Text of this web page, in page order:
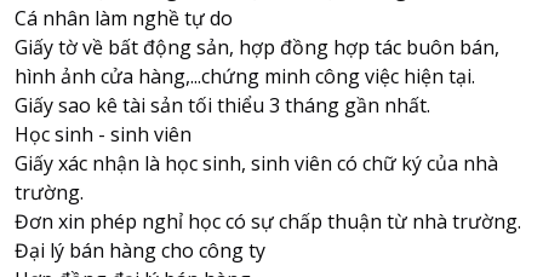
Cá nhân làm nghề tự do
Giấy tờ về bất động sản, hợp đồng hợp tác buôn bán,
hình ảnh cửa hàng,...chứng minh công việc hiện tại.
Giấy sao kê tài sản tối thiểu 3 tháng gần nhất.
Học sinh - sinh viên
Giấy xác nhận là học sinh, sinh viên có chữ ký của nhà
trường.
Đơn xin phép nghỉ học có sự chấp thuận từ nhà trường.
Đại lý bán hàng cho công ty